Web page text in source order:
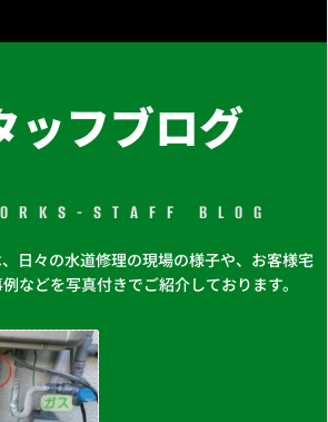
ッフブログ
STAFF BLOG
日々の水道修理の現場の様子や、お客様宅
などを写真付きでご紹介しております。